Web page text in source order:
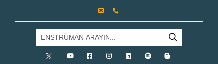
X Youtube FacebookInstagramLinkedinSpotify